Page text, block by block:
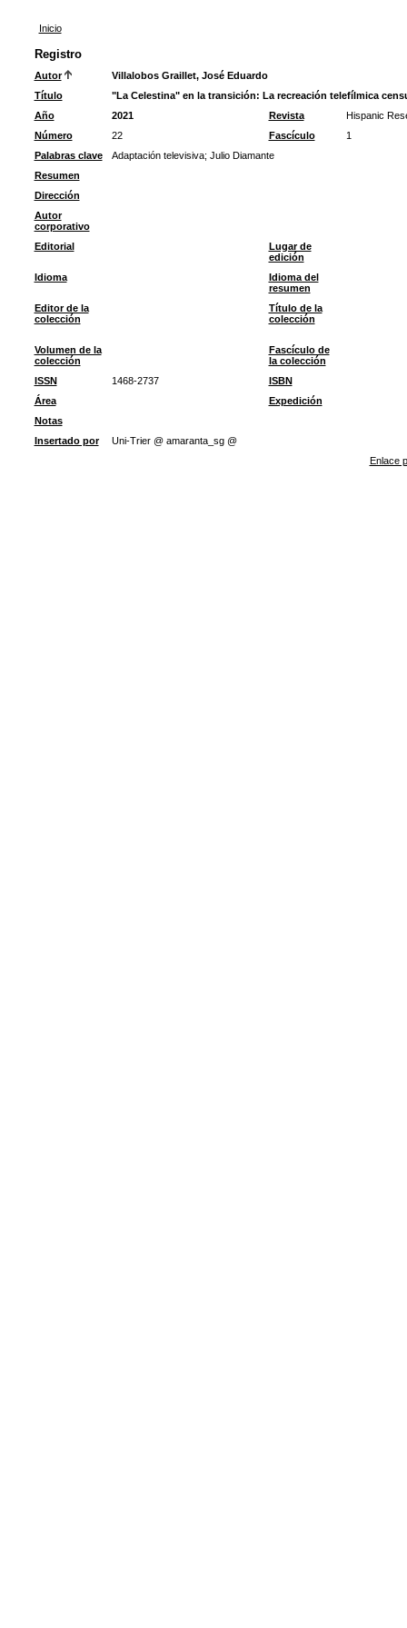
Inicio
Registro
Autor
Villalobos Graillet, José Eduardo
Título
"La Celestina" en la transición: La recreación telefílmica
Año
2021 Revista
Hispanic
Número
22 Fascículo
1
Palabras clave
Adaptación televisiva; Julio Diamante
Resumen
Dirección
Autor
corporativo
Editorial
Lugar de
edición
Idioma
Idioma del
resumen
Editor de la
colección
Título de la
colección
Volumen de la
colección
Fascículo de
la colección
ISSN
1468-2737
ISBN
Área
Expedición
Notas
Insertado por
Uni-Trier @ amaranta_sg @
Enlace